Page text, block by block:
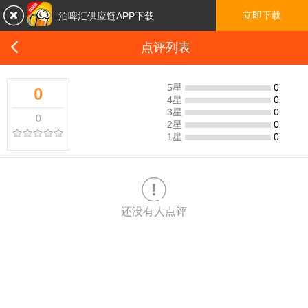
 点评列表
0
0
5星
0
4星
0
3星
0
2星
0
1星
0

还没有人点评
 泊啤汇供应链APP下载 立即下载